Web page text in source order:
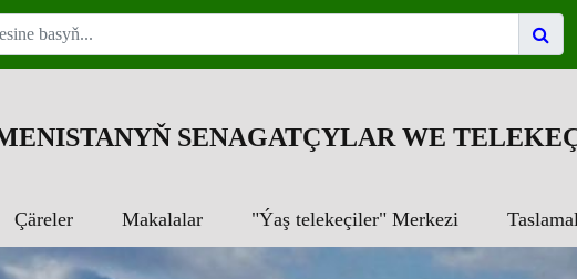
SENAGATÇYLAR WE
Çäreler Makalalar "Ýaş telekeçiler" Merkezi